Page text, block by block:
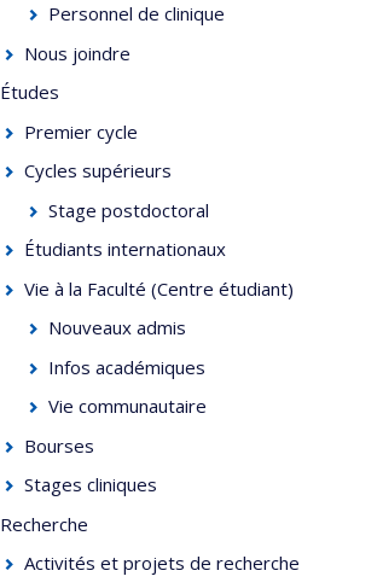
Personnel de clinique
Nous joindre
Études
Premier cycle
Cycles supérieurs
Stage postdoctoral
Étudiants internationaux
Vie à la Faculté (Centre étudiant)
Nouveaux admis
Infos académiques
Vie communautaire
Bourses
Stages cliniques
Recherche
Activités et projets de recherche